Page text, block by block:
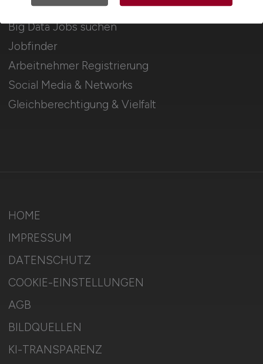
Big Data Jobs suchen
Jobfinder
Arbeitnehmer Registrierung
Social Media & Networks
Gleichberechtigung & Vielfalt
HOME
IMPRESSUM
DATENSCHUTZ
COOKIE-EINSTELLUNGEN
AGB
BILDQUELLEN
KI-TRANSPARENZ